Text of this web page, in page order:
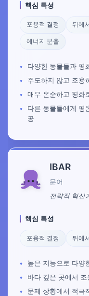
핵심 특성
포용적 결정 뒤에
에너지 분출
다양한 동물들과 평
주도하지 않고 조용
매우 온순하고 평화
다른 동물들에게 평
공
IBAR
문어
전략적 혁신
핵심 특성
포용적 결정 뒤에
높은 지능으로 다양
바다 깊은 곳에서 조
문제 상황에서 적극